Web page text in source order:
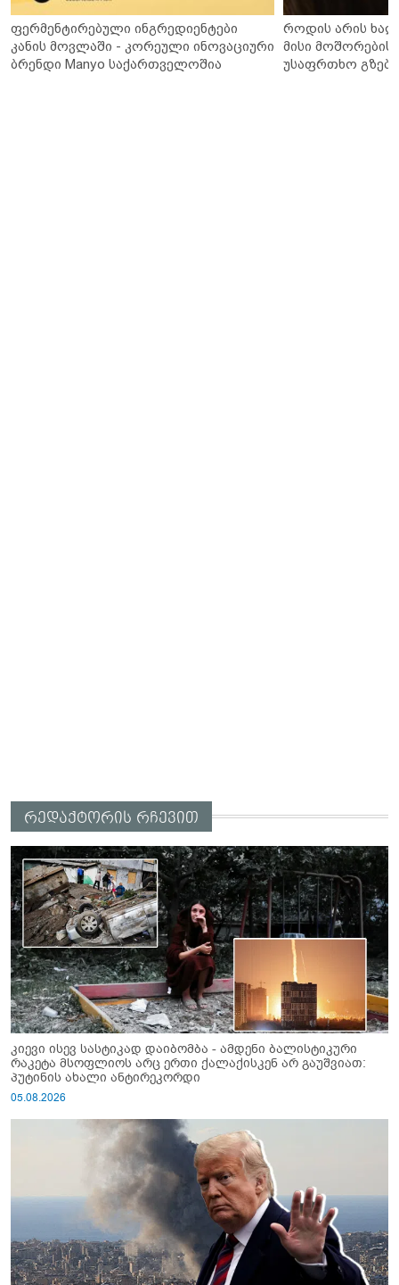
ფერმენტირებული ინგრედიენტები
კანის მოვლაში - კორეული ინოვაციური
ბრენდი Manyo საქართველოშია
როდის არის
მისი მოშორების
უსაფრთხო გზები
რედაქტორის რჩევით
კიევი ისევ სასტიკად დაიბომბა - ამდენი ბალისტიკური
რაკეტა მსოფლიოს არც ერთი ქალაქისკენ არ გაუშვიათ:
პუტინის ახალი ანტირეკორდი
05.08.2026